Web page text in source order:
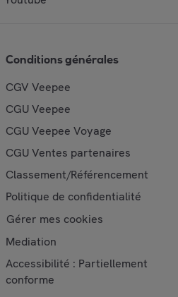
Conditions générales
CGV Veepee
CGU Veepee
CGU Veepee Voyage
CGU Ventes partenaires
Classement/Référencement
Politique de confidentialité
Gérer mes cookies
Mediation
Accessibilité : Partiellement
conforme